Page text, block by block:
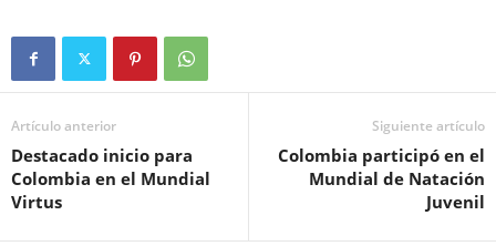
Artículo anterior
Destacado inicio para
Colombia en el Mundial
Virtus
Siguiente artículo
Colombia participó en el
Mundial de Natación
Juvenil